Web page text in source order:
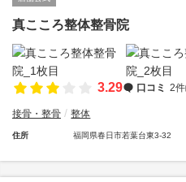
真こころ整体整骨院
3.29 口コミ 2件
接骨・整骨 整体
住所 福岡県春日市若葉台東3-32